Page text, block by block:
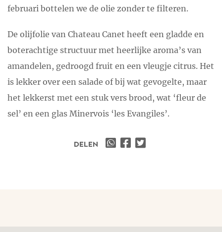
februari bottelen we de olie zonder te filteren.
De olijfolie van Chateau Canet heeft een gladde en
boterachtige structuur met heerlijke aroma’s van
amandelen, gedroogd fruit en een vleugje citrus. Het
is lekker over een salade of bij wat gevogelte, maar
het lekkerst met een stuk vers brood, wat ‘fleur de
sel’ en een glas Minervois ‘les Evangiles’.
DELEN